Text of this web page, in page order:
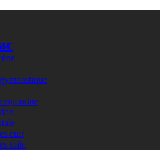
cuir
toile